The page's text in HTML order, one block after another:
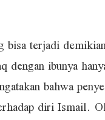
bisa terjadi
dengan ibunya
bahwa
diri Ismail.